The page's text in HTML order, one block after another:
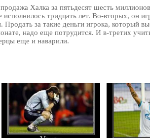
продажа Халка за пятьдесят шесть
тридцать лет. Во-вторых, он
за такие деньги игрока, который
надо еще потрудится. И в-третих
еще и наварили.